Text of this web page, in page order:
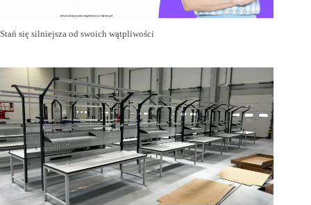
Stań się silniejsza od swoich wątpliwości